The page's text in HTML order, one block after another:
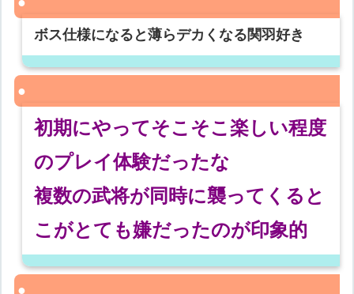
ボス仕様になると薄らデカくなる関羽好き
初期にやってそこそこ楽しい程度
のプレイ体験だったな
複数の武将が同時に襲ってくると
こがとても嫌だったのが印象的